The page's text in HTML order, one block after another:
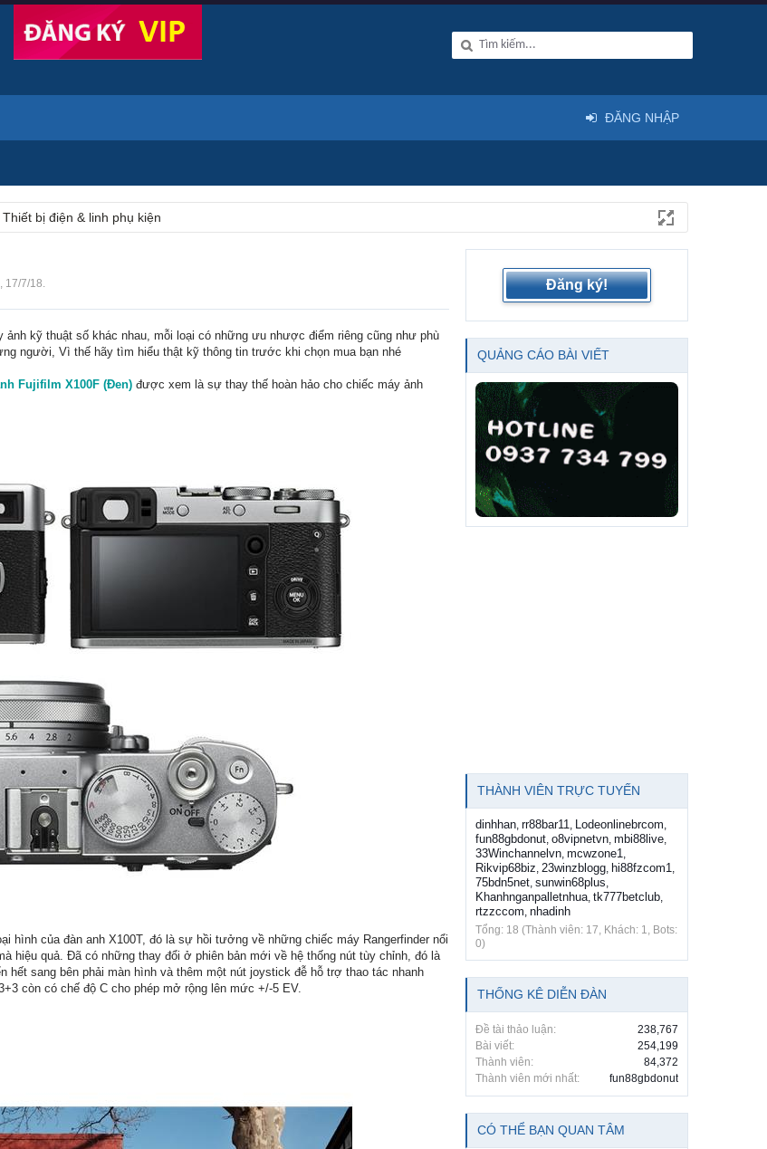
Thiết bị điện & linh phụ kiện
, 17/7/18.
ảnh kỹ thuật số khác nhau, mỗi loại có những ưu nhược điểm riêng cũng như phù
người, Vì thế hãy tìm hiểu thật kỹ thông tin trước khi chọn mua bạn nhé
Fujifilm X100F (Đen) được xem là sự thay thế hoàn hảo cho chiếc máy ảnh
hình của đàn anh X100T, đó là sự hồi tưởng về những chiếc máy Rangerfinder nổi
hiệu quả. Đã có những thay đổi ở phiên bản mới về hệ thống nút tùy chỉnh, đó là
hết sang bên phải màn hình và thêm một nút joystick đễ hỗ trợ thao tác nhanh
còn có chế độ C cho phép mở rộng lên mức +/-5 EV.
Đăng ký!
QUẢNG CÁO BÀI VIẾT
THÀNH VIÊN TRỰC TUYẾN
dinhhan, rr88bar11, Lodeonlinebrcom,
fun88gbdonut, o8vipnetvn, mbi88live,
33Winchannelvn, mcwzone1,
Rikvip68biz, 23winzblogg, hi88fzcom1,
75bdn5net, sunwin68plus,
Khanhnganpalletnhua, tk777betclub,
rtzzccom, nhadinh
Tổng: 18 (Thành viên: 17, Khách: 1, Bots:
0)
THỐNG KÊ DIỄN ĐÀN
Đề tài thảo luận:
238,767
Bài viết:
254,199
Thành viên:
84,372
Thành viên mới nhất:
fun88gbdonut
CÓ THỂ BẠN QUAN TÂM
ĐĂNG NHẬP